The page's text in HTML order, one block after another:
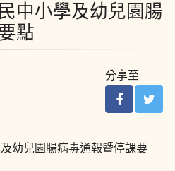
中小學及幼兒園腸
點
分享至
幼兒園腸病毒通報暨停課要